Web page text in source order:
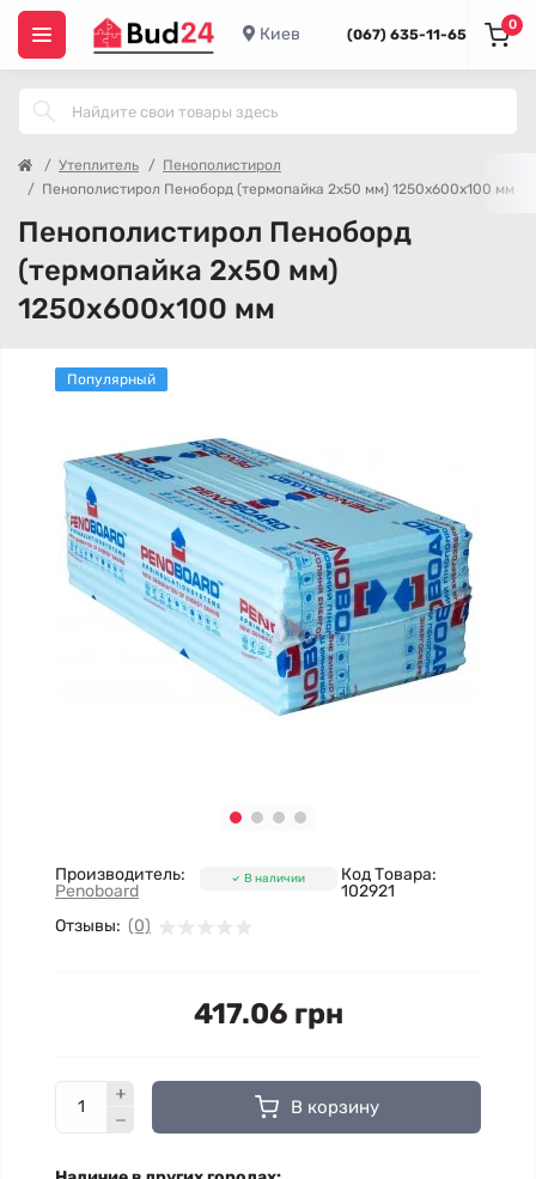
Киев (067) 635-11-65
0
Утеплитель
Пенополистирол
Пенополистирол Пеноборд (термопайка 2х50 мм) 1250x600x100 мм
Пенополистирол Пеноборд
(термопайка 2х50 мм)
1250x600x100 мм
Популярный
Производитель:
Penoboard
Код Товара:
102921
Отзывы: (0)
В наличии
417.06 грн
В корзину